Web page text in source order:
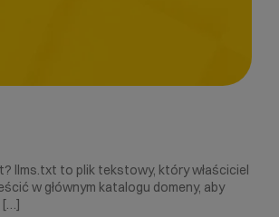
llms.txt to plik tekstowy, który właściciel
w głównym katalogu domeny, aby
[…]